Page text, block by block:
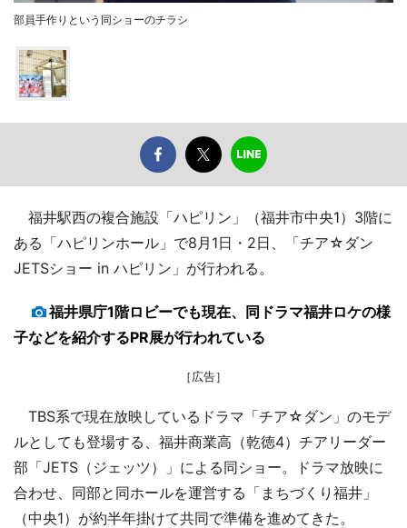
部員手作りという同ショーのチラシ
福井駅西の複合施設「ハピリン」（福井市中央1）3階に
ある「ハピリンホール」で8月1日・2日、「チア☆ダン
JETSショー in ハピリン」が行われる。
福井県庁1階ロビーでも現在、同ドラマ福井ロケの様
子などを紹介するPR展が行われている
［広告］
TBS系で現在放映しているドラマ「チア☆ダン」のモデ
ルとしても登場する、福井商業高（乾徳4）チアリーダー
部「JETS（ジェッツ）」による同ショー。ドラマ放映に
合わせ、同部と同ホールを運営する「まちづくり福井」
（中央1）が約半年掛けて共同で準備を進めてきた。